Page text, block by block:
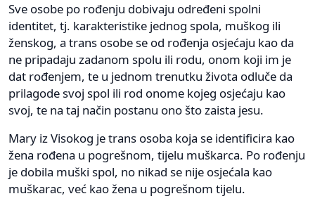
Sve osobe po rođenju dobivaju određeni spolni
identitet, tj. karakteristike jednog spola, muškog ili
ženskog, a trans osobe se od rođenja osjećaju kao da
ne pripadaju zadanom spolu ili rodu, onom koji im je
dat rođenjem, te u jednom trenutku života odluče da
prilagode svoj spol ili rod onome kojeg osjećaju kao
svoj, te na taj način postanu ono što zaista jesu.
Mary iz Visokog je trans osoba koja se identificira kao
žena rođena u pogrešnom, tijelu muškarca. Po rođenju
je dobila muški spol, no nikad se nije osjećala kao
muškarac, već kao žena u pogrešnom tijelu.